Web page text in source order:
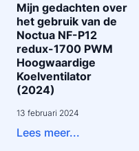
Mijn gedachten over
het gebruik van de
Noctua NF-P12
redux-1700 PWM
Hoogwaardige
Koelventilator
(2024)
13 februari 2024
Lees meer...